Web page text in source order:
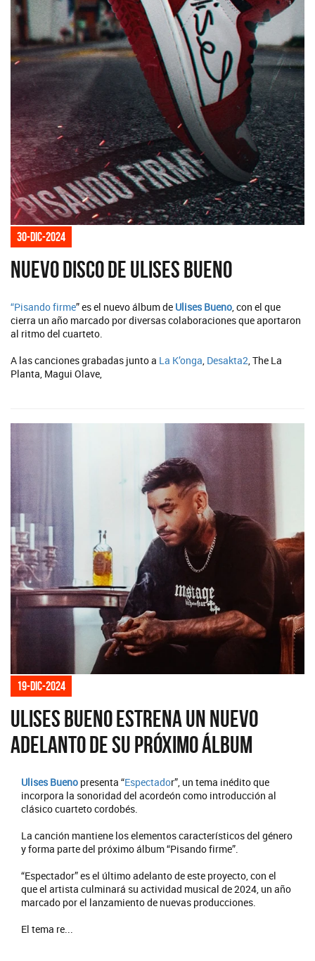
30-dic-2024
Nuevo disco de Ulises Bueno
“Pisando firme” es el nuevo álbum de Ulises Bueno , con el que
cierra un año marcado por diversas colaboraciones que aportaron
al ritmo del cuarteto.
A las canciones grabadas junto a La K’onga Desakta2 , The La
Planta, Magui Olave,
19-dic-2024
Ulises Bueno estrena un nuevo
adelanto de su próximo álbum
Ulises Bueno presenta “Espectador”, un tema inédito que
incorpora la sonoridad del acordeón como introducción al
clásico cuarteto cordobés.
La canción mantiene los elementos característicos del género
y forma parte del próximo álbum “Pisando firme”.
“Espectador” es el último adelanto de este proyecto, con el
que el artista culminará su actividad musical de 2024, un año
marcado por el lanzamiento de nuevas producciones.
El tema re...